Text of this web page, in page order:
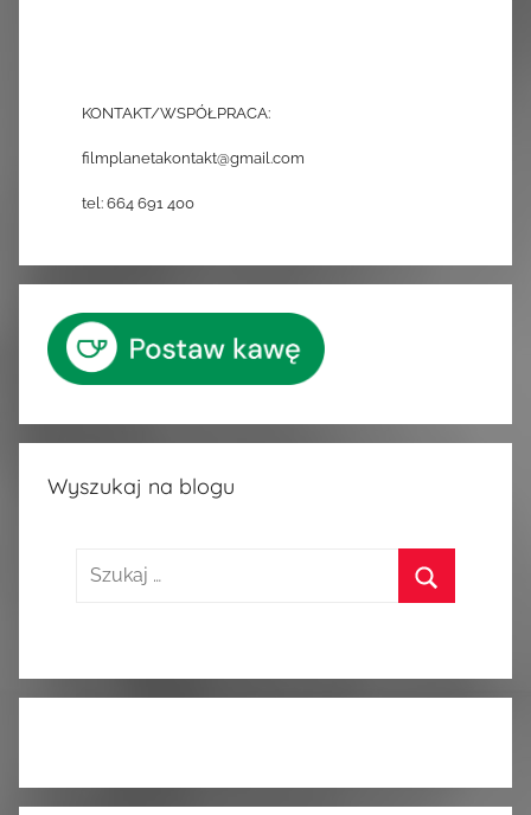
KONTAKT/WSPÓŁPRACA:
filmplanetakontakt@gmail.com
tel: 664 691 400
Wyszukaj na blogu
Szukaj: